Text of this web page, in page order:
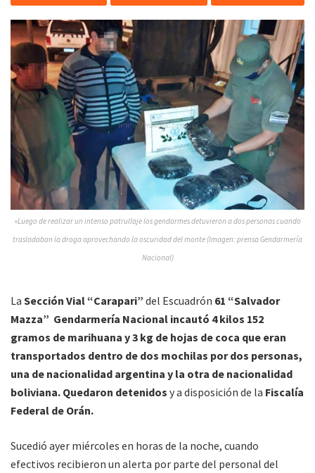
»Luego de realizar un intenso patrullaje los gendarmes detuvieron a dos personas cuando
trasladaban la droga aprovechando la oscuridad del monte(Imagen: prensa Gendarmería
Nacional)
La Sección Vial “Carapari” del Escuadrón 61 “Salvador
Mazza” Gendarmería Nacional incautó 4 kilos 152
gramos de marihuana y 3 kg de hojas de coca que eran
transportados dentro de dos mochilas por dos personas,
una de nacionalidad argentina y la otra de nacionalidad
boliviana. Quedaron detenidos y a disposición de la Fiscalía
Federal de Orán.
Sucedió ayer miércoles en horas de la noche, cuando
efectivos recibieron un alerta por parte del personal del